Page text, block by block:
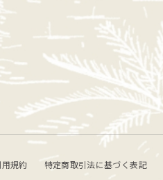
用規約 特定商取引法に基づく表記